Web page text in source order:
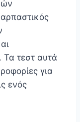
Τα τεστ αυτά
για
ενός